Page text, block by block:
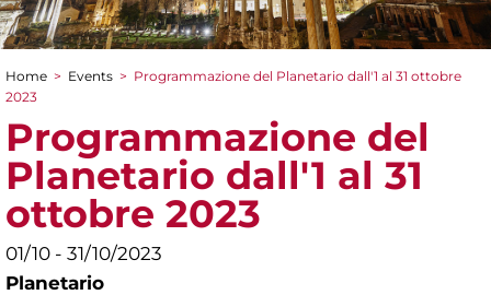
You are here
Home > Events > Programmazione del Planetario dall'1 al 31 ottobre
2023
Programmazione del
Planetario dall'1 al 31
ottobre 2023
01/10 - 31/10/2023
Planetario